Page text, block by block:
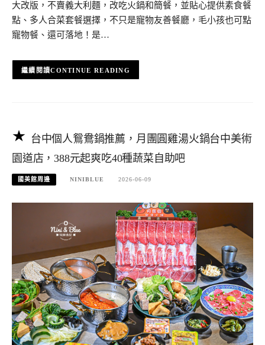
大改版，不賣義大利麵，改吃火鍋和簡餐，並貼心提供素食餐
點、多人合菜套餐選擇，不只是寵物友善餐廳，毛小孩也可點
寵物餐、還可落地！是…
CONTINUE READING
台中個人鴛鴦鍋推薦，月團圓雞湯火鍋台中美術
園道店，388元起爽吃40種蔬菜自助吧
國美館周邊 NINIBLUE 2026-06-09